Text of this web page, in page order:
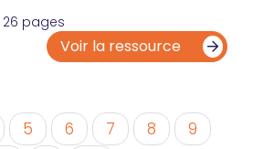
26 pages
Voir la ressource
5 6 7 8
9